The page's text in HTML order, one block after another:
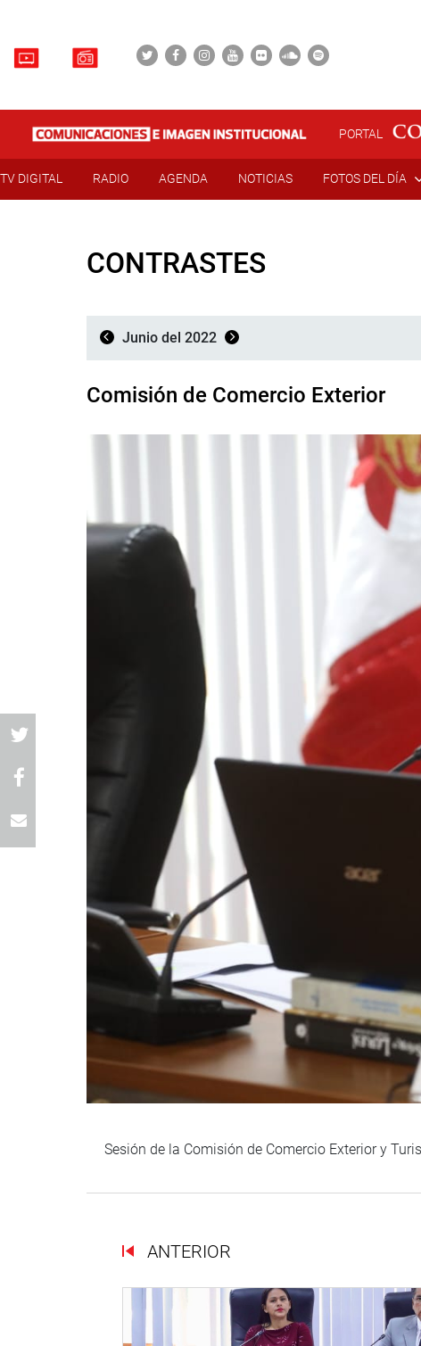
PORTAL
TV DIGITAL RADIO AGENDA NOTICIAS FOTOS DEL DÍA
CONTRASTES
Junio del 2022
Comisión de Comercio Exterior
Sesión de la Comisión de Comercio Exterior y
ANTERIOR